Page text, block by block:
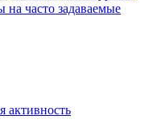
на часто задаваемые
активность